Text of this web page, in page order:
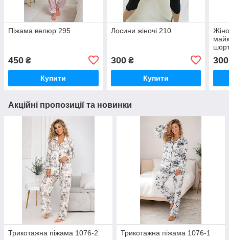
Піжама велюр 295
450 ₴
Купити
Лосини жіночі 210
300₴
Купити
300
Акційні пропозиції та новинки
Трикотажна піжама 1076-2
Трикотажна піжама 1076-1